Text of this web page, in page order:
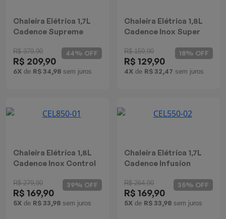
Chaleira Elétrica 1,7L
Cadence Supreme
R$ 379,90
R$ 209,90
6X de R$ 34,98 sem juros
44% OFF
Chaleira Elétrica 1,8L
Cadence Inox Super
R$ 159,90
R$ 129,90
4X de R$ 32,47 sem juros
18% OFF
Chaleira Elétrica 1,8L
Cadence Inox Control
R$ 279,90
R$ 169,90
5X de R$ 33,98 sem juros
39% OFF
Chaleira Elétrica 1,7L
Cadence Infusion
R$ 264,90
R$ 169,90
5X de R$ 33,98 sem juros
35% OFF